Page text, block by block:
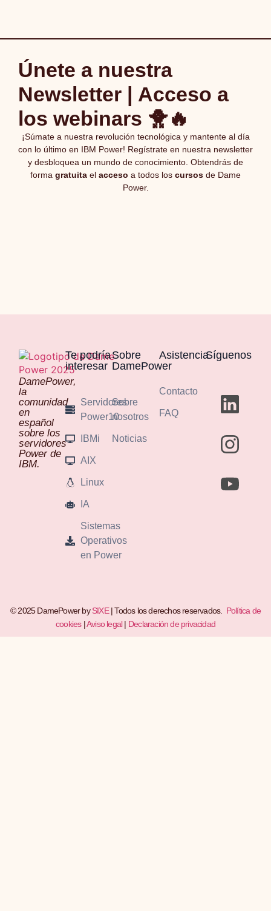
Únete a nuestra
Newsletter | Acceso a
los webinars 🐥🔥
¡Súmate a nuestra revolución tecnológica y mantente al día
con lo último en IBM Power! Regístrate en nuestra newsletter
y desbloquea un mundo de conocimiento. Obtendrás de
forma gratuita el acceso a todos los cursos de Dame
Power.
DamePower,
la
comunidad
en
español
sobre los
servidores
Power de
IBM.
Te podría
interesar
Servidores
Power10
IBMi
AIX
Linux
IA
Sistemas
Operativos
en Power
Sobre
DamePower
Sobre
nosotros
Noticias
Asistencia
Contacto
FAQ
Síguenos
© 2025 DamePower bySIXE| Todos los derechos reservados. Política de
cookies|Aviso legal| Declaración de privacidad